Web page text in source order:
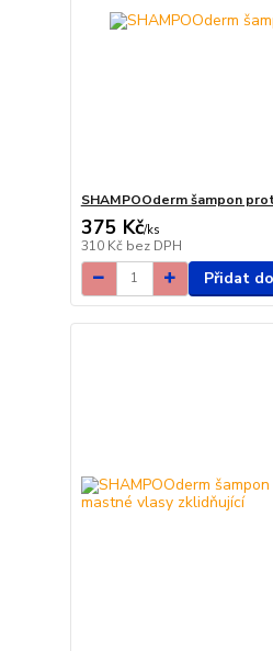
SHAMPOOderm šampon
375 Kč/ks
310 Kč bez DPH
Přidat